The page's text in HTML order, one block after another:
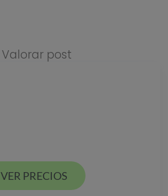
Valorar post
VER PRECIOS